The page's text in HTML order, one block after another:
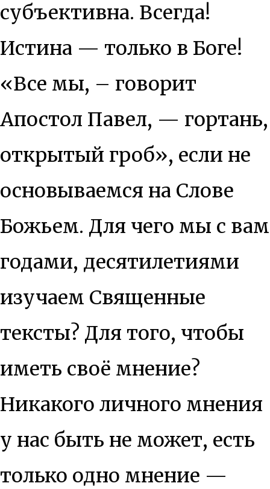
субъективна. Всегда!
Истина — только в Боге!
«Все мы, – говорит
Апостол Павел, — гортань,
открытый гроб», если не
основываемся на Слове
Божьем. Для чего мы с вам
годами, десятилетиями
изучаем Священные
тексты? Для того, чтобы
иметь своё мнение?
Никакого личного мнения
у нас быть не может, есть
только одно мнение —